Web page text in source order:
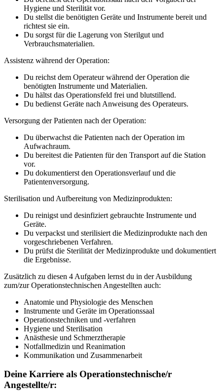
Hygiene und Sterilität vor.
Du stellst die benötigten Geräte und Instrumente bereit und
richtest sie ein.
Du sorgst für die Lagerung von Sterilgut und
Verbrauchsmaterialien.
Assistenz während der Operation:
Du reichst dem Operateur während der Operation die
benötigten Instrumente und Materialien.
Du hältst das Operationsfeld frei und blutstillend.
Du bedienst Geräte nach Anweisung des Operateurs.
Versorgung der Patienten nach der Operation:
Du überwachst die Patienten nach der Operation im
Aufwachraum.
Du bereitest die Patienten für den Transport auf die Station
vor.
Du dokumentierst den Operationsverlauf und die
Patientenversorgung.
Sterilisation und Aufbereitung von Medizinprodukten:
Du reinigst und desinfiziert gebrauchte Instrumente und
Geräte.
Du verpackst und sterilisiert die Medizinprodukte nach den
vorgeschriebenen Verfahren.
Du prüfst die Sterilität der Medizinprodukte und dokumentiert
die Ergebnisse.
Zusätzlich zu diesen 4 Aufgaben lernst du in der Ausbildung
zum/zur Operationstechnischen Angestellten auch:
Anatomie und Physiologie des Menschen
Instrumente und Geräte im Operationssaal
Operationstechniken und -verfahren
Hygiene und Sterilisation
Anästhesie und Schmerztherapie
Notfallmedizin und Reanimation
Kommunikation und Zusammenarbeit
Deine Karriere als Operationstechnische/r
Angestellte/r: